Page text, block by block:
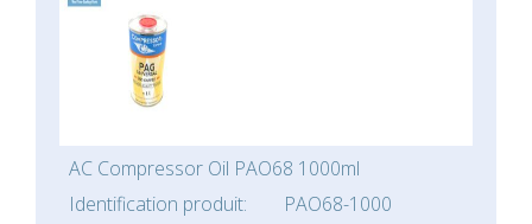
AC Compressor Oil PAO68 1000ml
Identification produit:
PAO68-1000